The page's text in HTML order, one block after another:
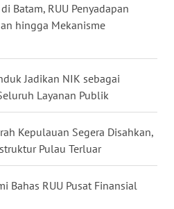
Batam, RUU Penyadapan
hingga Mekanisme
Jadikan NIK sebagai
Layanan Publik
Kepulauan Segera Disahkan,
Pulau Terluar
Bahas RUU Pusat Finansial